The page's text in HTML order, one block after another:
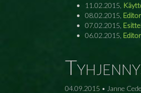
11.02.2015,
08.02.2015,
07.02.2015,
06.02.2015,
04.09.2015 • Janne